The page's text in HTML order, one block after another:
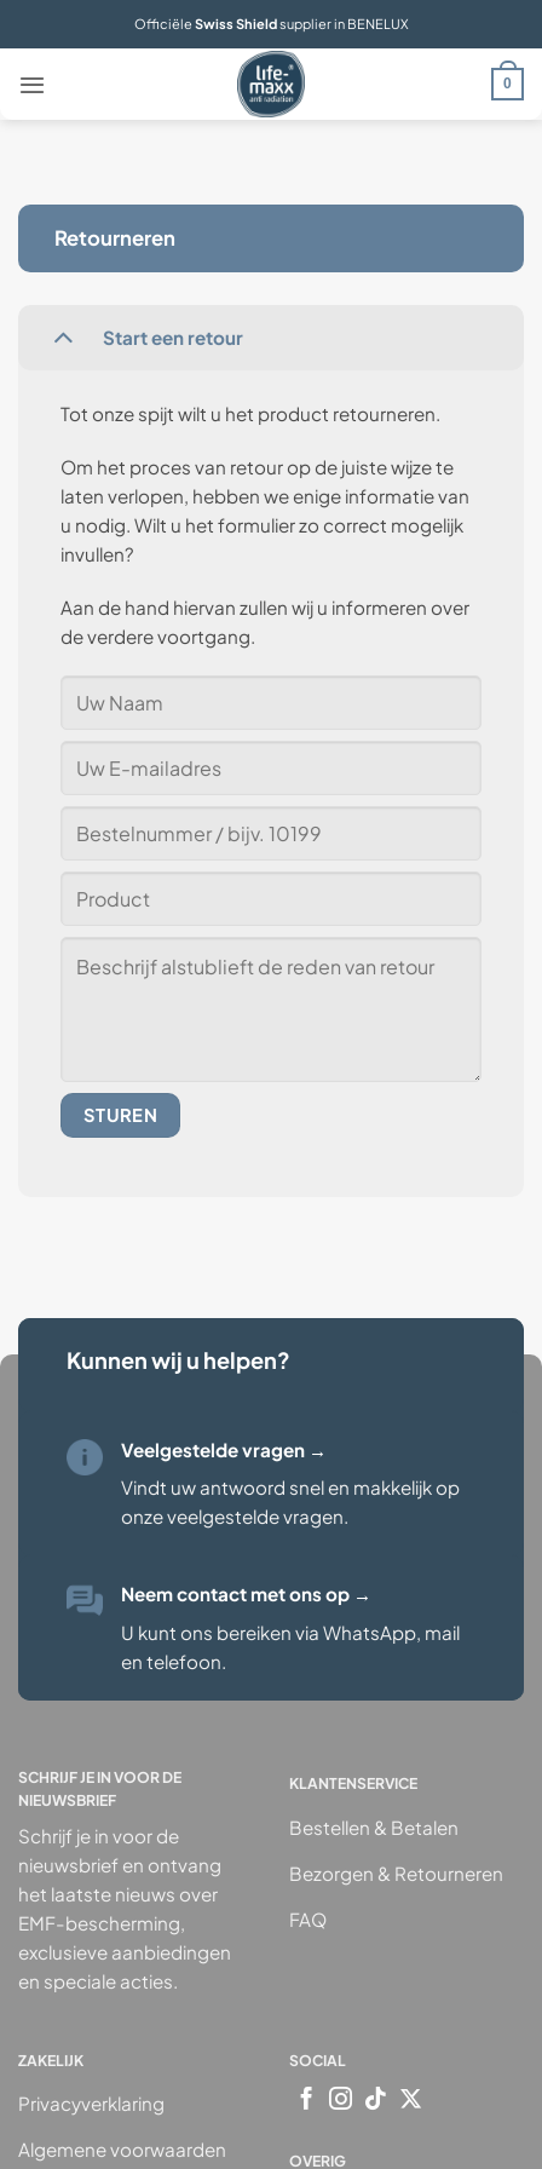
Officiële Swiss Shieldsupplier in BENELUX
0
Retourneren
Start een retour
Tot onze spijt wilt u het product retourneren.
Om het proces van retour op de juiste wijze te
laten verlopen, hebben we enige informatie van
u nodig. Wilt u het formulier zo correct mogelijk
invullen?
Aan de hand hiervan zullen wij u informeren over
de verdere voortgang.
Kunnen wij u helpen?
Veelgestelde vragen →
Vindt uw antwoord snel en makkelijk op
onze veelgestelde vragen.
Neem contact met ons op →
U kunt ons bereiken via WhatsApp, mail
en telefoon.
SCHRIJF JE IN VOOR DE
NIEUWSBRIEF
Schrijf je in voor de
nieuwsbrief en ontvang
het laatste nieuws over
EMF-bescherming,
exclusieve aanbiedingen
en speciale acties.
KLANTENSERVICE
Bestellen & Betalen
Bezorgen & Retourneren
FAQ
ZAKELIJK
Privacyverklaring
Algemene voorwaarden
SOCIAL
OVERIG